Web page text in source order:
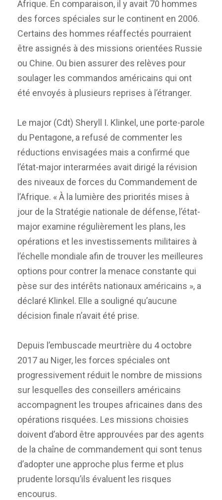
Afrique. En comparaison, il y avait 70 hommes
des forces spéciales sur le continent en 2006.
Certains des hommes réaffectés pourraient
être assignés à des missions orientées Russie
ou Chine. Ou bien assurer des relèves pour
soulager les commandos américains qui ont
été envoyés à plusieurs reprises à l’étranger.
Le major (Cdt) Sheryll I. Klinkel, une porte-parole
du Pentagone, a refusé de commenter les
réductions envisagées mais a confirmé que
l’état-major interarmées avait dirigé la révision
des niveaux de forces du Commandement de
l’Afrique. « À la lumière des priorités mises à
jour de la Stratégie nationale de défense, l’état-
major examine régulièrement les plans, les
opérations et les investissements militaires à
l’échelle mondiale afin de trouver les meilleures
options pour contrer la menace constante qui
pèse sur des intérêts nationaux américains », a
déclaré Klinkel. Elle a souligné qu’aucune
décision finale n’avait été prise.
Depuis l’embuscade meurtrière du 4 octobre
2017 au Niger, les forces spéciales ont
progressivement réduit le nombre de missions
sur lesquelles des conseillers américains
accompagnent les troupes africaines dans des
opérations risquées. Les missions choisies
doivent d’abord être approuvées par des agents
de la chaîne de commandement qui sont tenus
d’adopter une approche plus ferme et plus
prudente lorsqu’ils évaluent les risques
encourus.